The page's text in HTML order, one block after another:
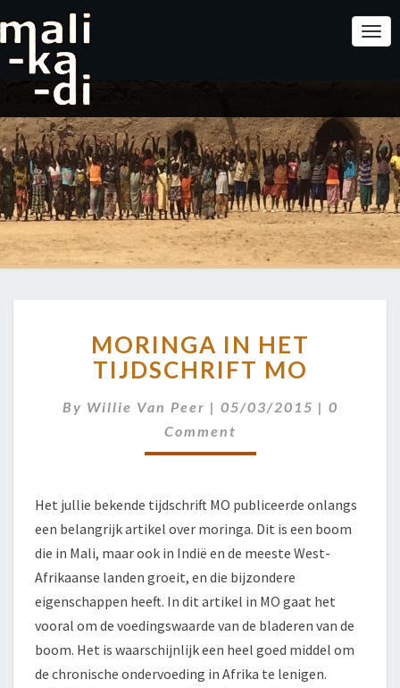
IN
HET
TIJDSCHRIFT
MO
MORINGA IN HET
TIJDSCHRIFT MO
By Willie Van Peer | 05/03/2015 | 0
Comment
Het jullie bekende tijdschrift MO publiceerde onlangs
een belangrijk artikel over moringa. Dit is een boom
die in Mali, maar ook in Indië en de meeste West-
Afrikaanse landen groeit, en die bijzondere
eigenschappen heeft. In dit artikel in MO gaat het
vooral om de voedingswaarde van de bladeren van de
boom. Het is waarschijnlijk een heel goed middel om
de chronische ondervoeding in Afrika te lenigen.